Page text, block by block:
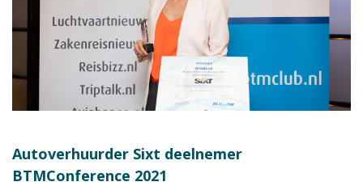
Autoverhuurder Sixt deelnemer
BTMConference 2021